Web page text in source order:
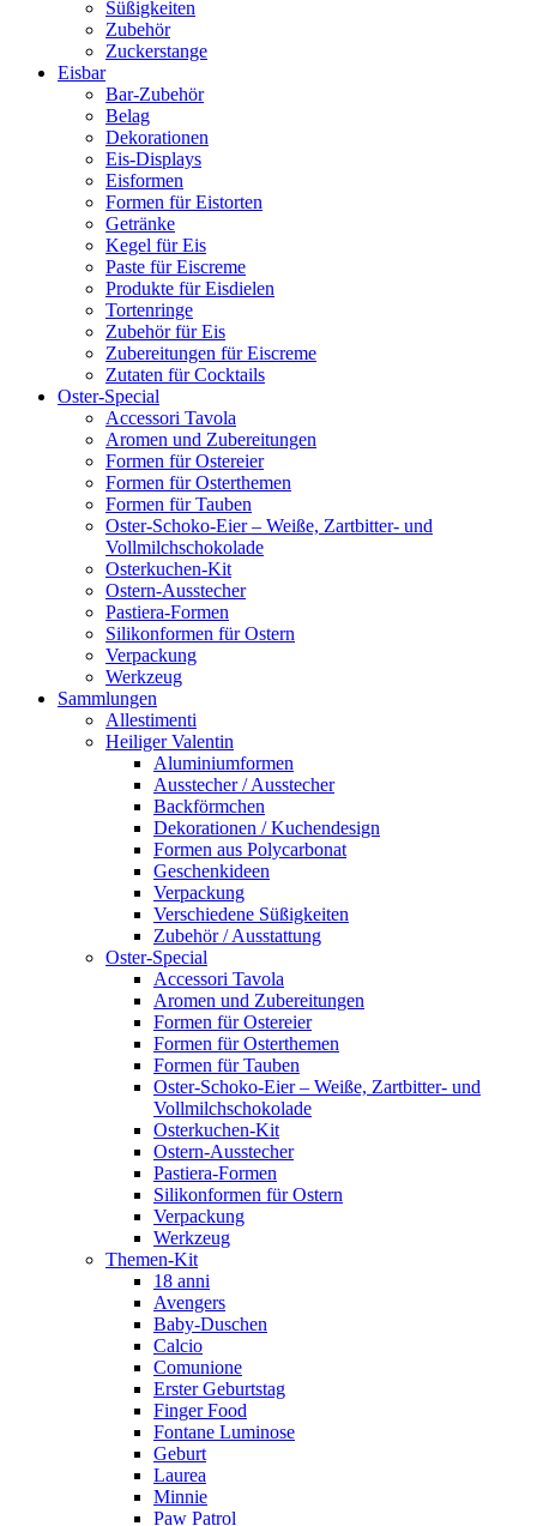
Süßigkeiten
Zubehör
Zuckerstange
Eisbar
Bar-Zubehör
Belag
Dekorationen
Eis-Displays
Eisformen
Formen für Eistorten
Getränke
Kegel für Eis
Paste für Eiscreme
Produkte für Eisdielen
Tortenringe
Zubehör für Eis
Zubereitungen für Eiscreme
Zutaten für Cocktails
Oster-Special
Accessori Tavola
Aromen und Zubereitungen
Formen für Ostereier
Formen für Osterthemen
Formen für Tauben
Oster-Schoko-Eier – Weiße, Zartbitter- und
Vollmilchschokolade
Osterkuchen-Kit
Ostern-Ausstecher
Pastiera-Formen
Silikonformen für Ostern
Verpackung
Werkzeug
Sammlungen
Allestimenti
Heiliger Valentin
Aluminiumformen
Ausstecher / Ausstecher
Backförmchen
Dekorationen / Kuchendesign
Formen aus Polycarbonat
Geschenkideen
Verpackung
Verschiedene Süßigkeiten
Zubehör / Ausstattung
Oster-Special
Accessori Tavola
Aromen und Zubereitungen
Formen für Ostereier
Formen für Osterthemen
Formen für Tauben
Oster-Schoko-Eier – Weiße, Zartbitter- und
Vollmilchschokolade
Osterkuchen-Kit
Ostern-Ausstecher
Pastiera-Formen
Silikonformen für Ostern
Verpackung
Werkzeug
Themen-Kit
18 anni
Avengers
Baby-Duschen
Calcio
Comunione
Erster Geburtstag
Finger Food
Fontane Luminose
Geburt
Laurea
Minnie
Paw Patrol